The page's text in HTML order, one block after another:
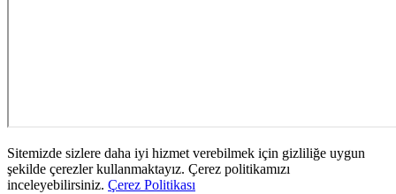
Sitemizde sizlere daha iyi hizmet verebilmek için gizliliğe uygun
şekilde çerezler kullanmaktayız. Çerez politikamızı
inceleyebilirsiniz. Çerez Politikası